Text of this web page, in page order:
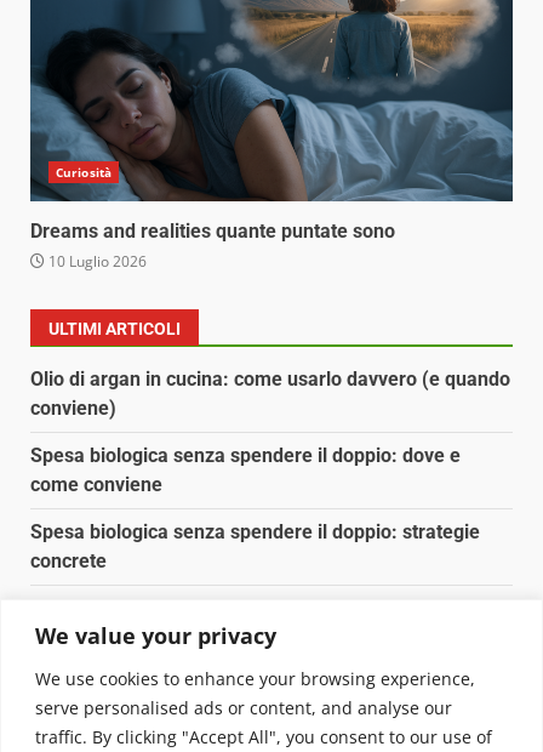
We value your privacy
We use cookies to enhance your browsing experience,
serve personalised ads or content, and analyse our
traffic. By clicking "Accept All", you consent to our use of
Curiosità
Dreams and realities quante puntate sono
10 Luglio 2026
ULTIMI ARTICOLI
Olio di argan in cucina: come usarlo davvero (e quando
conviene)
Spesa biologica senza spendere il doppio: dove e
come conviene
Spesa biologica senza spendere il doppio: strategie
concrete
Pulizia naturale della casa: 3 ingredienti che
sostituiscono 10 prodotti chimici